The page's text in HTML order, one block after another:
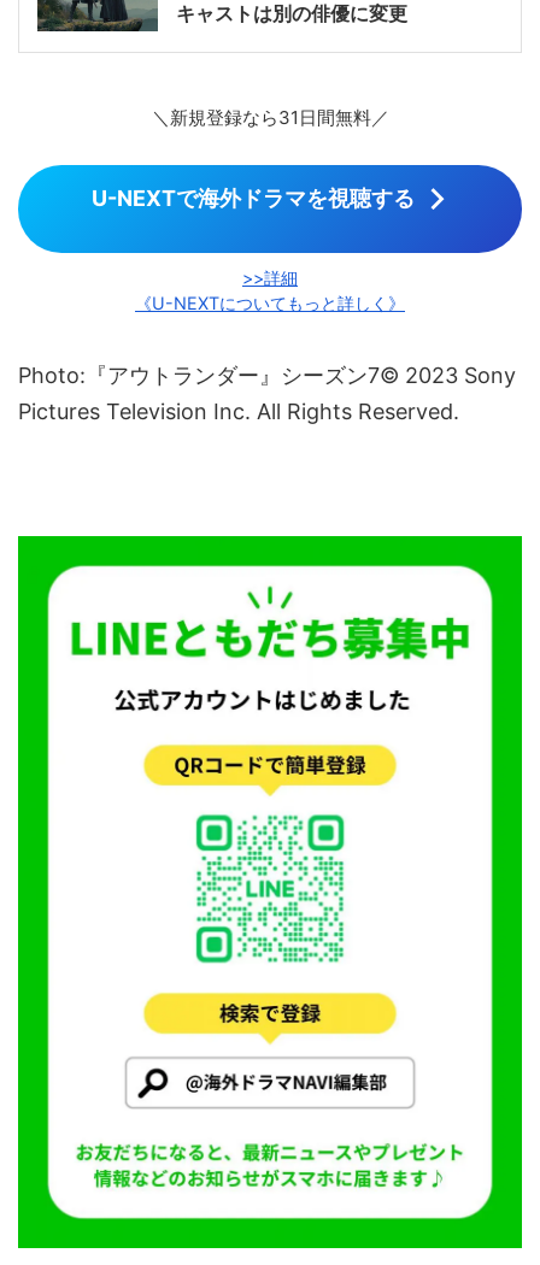
キャストは別の俳優に変更
＼新規登録なら31日間無料／
U-NEXTで海外ドラマを視聴する
>>詳細
《U-NEXTについてもっと詳しく》
Photo:『アウトランダー』シーズン7© 2023 Sony
Pictures Television Inc. All Rights Reserved.